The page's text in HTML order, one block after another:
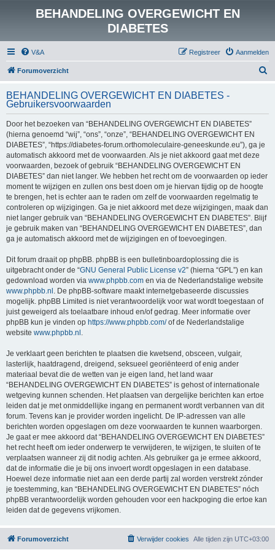
BEHANDELING OVERGEWICHT EN
DIABETES
V&A Aanmelden
Registreer
Forumoverzicht
k
BEHANDELING OVERGEWICHT EN DIABETES -
Gebruikersvoorwaarden
Door het bezoeken van “BEHANDELING OVERGEWICHT EN DIABETES”
(hierna genoemd “wij”, “ons”, “onze”, “BEHANDELING OVERGEWICHT EN
DIABETES”, “https://diabetes-forum.orthomoleculaire-geneeskunde.eu”), ga je
automatisch akkoord met de voorwaarden. Als je niet akkoord gaat met deze
voorwaarden, bezoek of gebruik “BEHANDELING OVERGEWICHT EN
DIABETES” dan niet langer. We hebben het recht om de voorwaarden op ieder
moment te wijzigen en zullen ons best doen om je hiervan tijdig op de hoogte
te brengen, het is echter aan te raden om zelf de voorwaarden regelmatig te
controleren op wijzigingen. Ga je niet akkoord met deze wijzigingen, maak dan
niet langer gebruik van “BEHANDELING OVERGEWICHT EN DIABETES”. Blijf
je gebruik maken van “BEHANDELING OVERGEWICHT EN DIABETES”, dan
ga je automatisch akkoord met de wijzigingen en of toevoegingen.
Dit forum draait op phpBB. phpBB is een bulletinboardoplossing die is
uitgebracht onder de “GNU General Public License v2” (hierna “GPL”) en kan
gedownload worden via www.phpbb.com en via de Nederlandstalige website
www.phpbb.nl . De phpBB-software maakt internetgebaseerde discussies
mogelijk. phpBB Limited is niet verantwoordelijk voor wat wordt toegestaan of
juist geweigerd als toelaatbare inhoud en/of gedrag. Meer informatie over
phpBB kun je vinden op https://www.phpbb.com/of de Nederlandstalige
website www.phpbb.nl .
Je verklaart geen berichten te plaatsen die kwetsend, obsceen, vulgair,
lasterlijk, haatdragend, dreigend, seksueel georiënteerd of enig ander
materiaal bevat die de wetten van je eigen land, het land waar
“BEHANDELING OVERGEWICHT EN DIABETES” is gehost of internationale
wetgeving kunnen schenden. Het plaatsen van dergelijke berichten kan ertoe
leiden dat je met onmiddellijke ingang en permanent wordt verbannen van dit
forum. Tevens kan je provider worden ingelicht. De IP-adressen van alle
berichten worden opgeslagen om deze voorwaarden te kunnen waarborgen.
Je gaat er mee akkoord dat “BEHANDELING OVERGEWICHT EN DIABETES”
het recht heeft om ieder onderwerp te verwijderen, te wijzigen, te sluiten of te
verplaatsen wanneer zij dit nodig achten. Als gebruiker ga je ermee akkoord,
dat de informatie die je bij ons invoert wordt opgeslagen in een database.
Hoewel deze informatie niet aan een derde partij zal worden verstrekt zónder
je toestemming, kan “BEHANDELING OVERGEWICHT EN DIABETES” nóch
phpBB verantwoordelijk worden gehouden voor een hackpoging die ertoe kan
leiden dat de gegevens vrijkomen.
Forumoverzicht Alle tijden zijn UTC+03:00
Verwijder cookies